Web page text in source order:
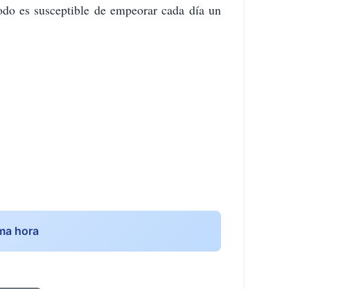
es susceptible de empeorar cada día un
hora